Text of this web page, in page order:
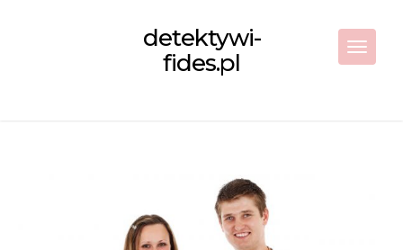
detektywi-
fides.pl